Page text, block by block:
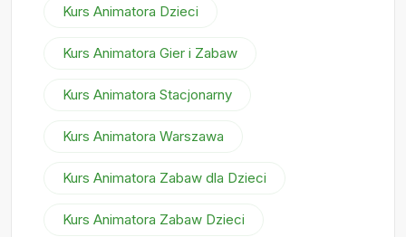
Kurs Animatora Dzieci
Kurs Animatora Gier i Zabaw
Kurs Animatora Stacjonarny
Kurs Animatora Warszawa
Kurs Animatora Zabaw dla Dzieci
Kurs Animatora Zabaw Dzieci